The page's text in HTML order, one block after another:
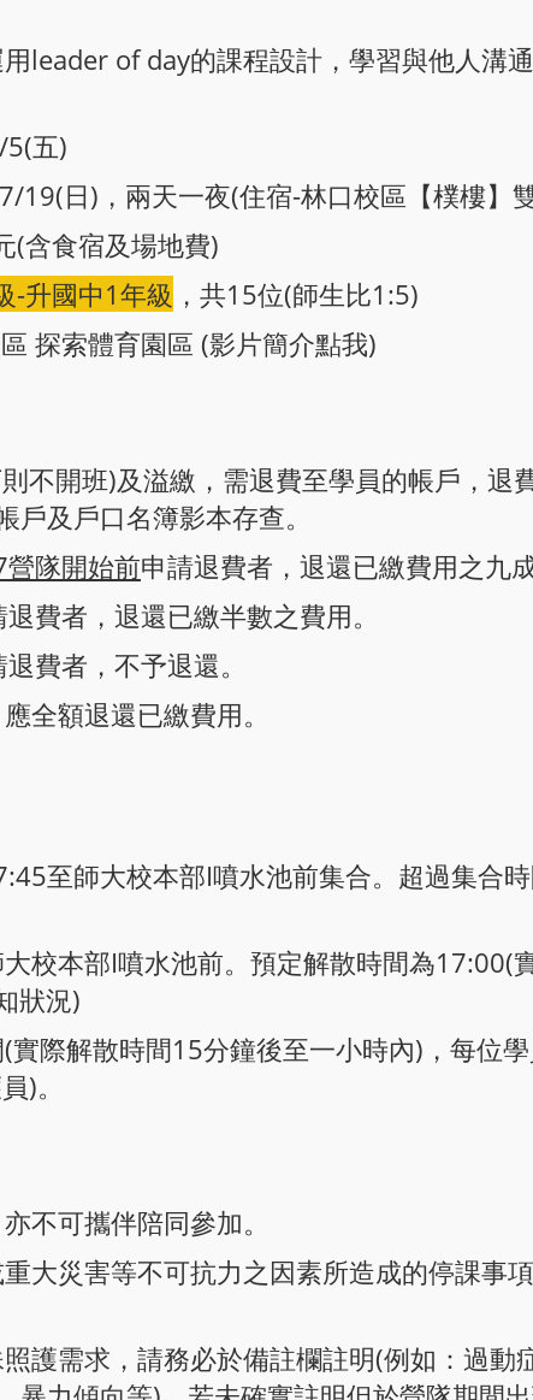
leader of day的課程設計，學習與他人溝
五)
19(日)，兩天一夜(住宿-林口校區【樸樓】
(含食宿及場地費)
-升國中1年級 ，共15位(師生比1:5)
探索體育園區 (影片簡介點我)
不開班)及溢繳，需退費至學員的帳戶，退
及戶口名簿影本存查。
隊開始前申請退費者，退還已繳費用之九成
費者，退還已繳半數之費用。
費者，不予退還。
全額退還已繳費用。
至師大校本部I噴水池前集合。超過集合
校本部I噴水池前。預定解散時間為17:00(
狀況)
際解散時間15分鐘後至一小時內)，每位
)。
不可攜伴陪同參加。
大災害等不可抗力之因素所造成的停課事
護需求，請務必於備註欄註明(例如：過動